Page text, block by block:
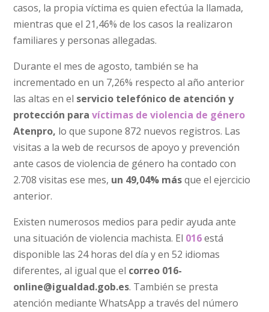
casos, la propia víctima es quien efectúa la llamada,
mientras que el 21,46% de los casos la realizaron
familiares y personas allegadas.
Durante el mes de agosto, también se ha
incrementado en un 7,26% respecto al año anterior
las altas en el servicio telefónico de atención y
protección paravíctimas de violencia de género
Atenpro, lo que supone 872 nuevos registros. Las
visitas a la web de recursos de apoyo y prevención
ante casos de violencia de género ha contado con
2.708 visitas ese mes, un 49,04% másque el ejercicio
anterior.
Existen numerosos medios para pedir ayuda ante
una situación de violencia machista. El 016 está
disponible las 24 horas del día y en 52 idiomas
diferentes, al igual que el correo 016-
online@igualdad.gob.es. También se presta
atención mediante WhatsApp a través del número